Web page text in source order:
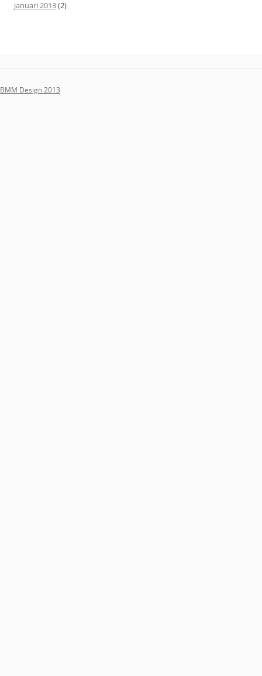
januari 2013(2)
BMM Design 2013